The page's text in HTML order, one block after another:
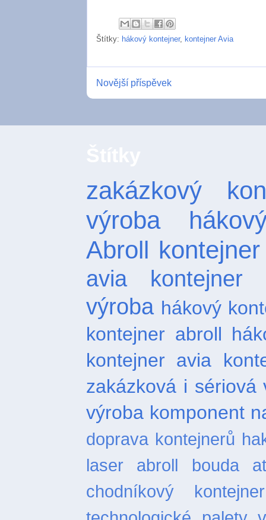
Štítky: hákový kontejner, kontejner Avia
Novější příspěvek
zakázkový
výroba
Abroll
avia kontejner
výroba hákový
kontejner abroll
kontejner avia
zakázková i sériová
výroba komponent
doprava kontejnerů
laser
abroll bouda
chodníkový